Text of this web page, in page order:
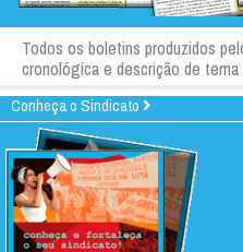
Todos os boletins produzidos
cronológica e descrição de tema
Conheça o Sindicato